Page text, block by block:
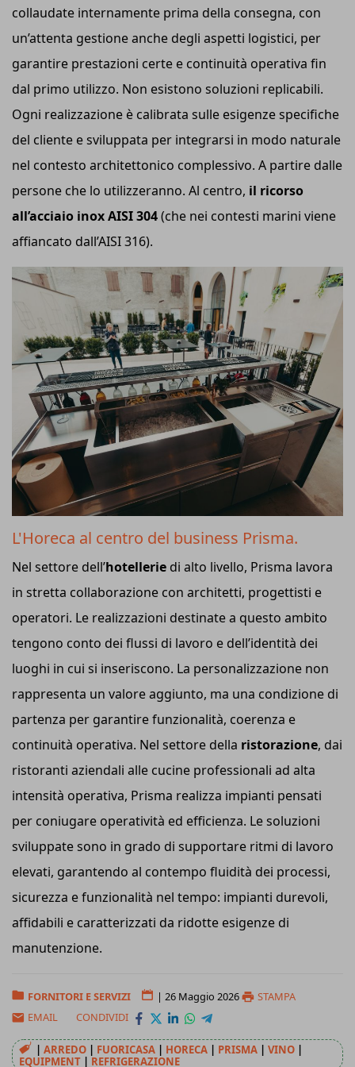
collaudate internamente prima della consegna, con
un’attenta gestione anche degli aspetti logistici, per
garantire prestazioni certe e continuità operativa fin
dal primo utilizzo. Non esistono soluzioni replicabili.
Ogni realizzazione è calibrata sulle esigenze specifiche
del cliente e sviluppata per integrarsi in modo naturale
nel contesto architettonico complessivo. A partire dalle
persone che lo utilizzeranno. Al centro, il ricorso
all’acciaio inox AISI 304(che nei contesti marini viene
affiancato dall’AISI 316).
L'Horeca al centro del business Prisma.
Nel settore dell’hotellerie di alto livello, Prisma lavora
in stretta collaborazione con architetti, progettisti e
operatori. Le realizzazioni destinate a questo ambito
tengono conto dei flussi di lavoro e dell’identità dei
luoghi in cui si inseriscono. La personalizzazione non
rappresenta un valore aggiunto, ma una condizione di
partenza per garantire funzionalità, coerenza e
continuità operativa. Nel settore della ristorazione, dai
ristoranti aziendali alle cucine professionali ad alta
intensità operativa, Prisma realizza impianti pensati
per coniugare operatività ed efficienza. Le soluzioni
sviluppate sono in grado di supportare ritmi di lavoro
elevati, garantendo al contempo fluidità dei processi,
sicurezza e funzionalità nel tempo: impianti durevoli,
affidabili e caratterizzati da ridotte esigenze di
manutenzione.
FORNITORI E SERVIZI | 26 Maggio 2026
STAMPA
EMAIL
CONDIVIDI
| ARREDO | FUORICASA | HORECA | PRISMA | VINO |
EQUIPMENT | REFRIGERAZIONE